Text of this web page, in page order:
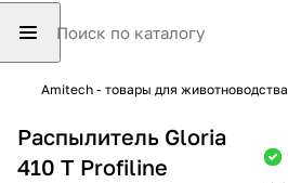
Amitech - товары для животноводства
Распылитель Gloria
410 T Profiline